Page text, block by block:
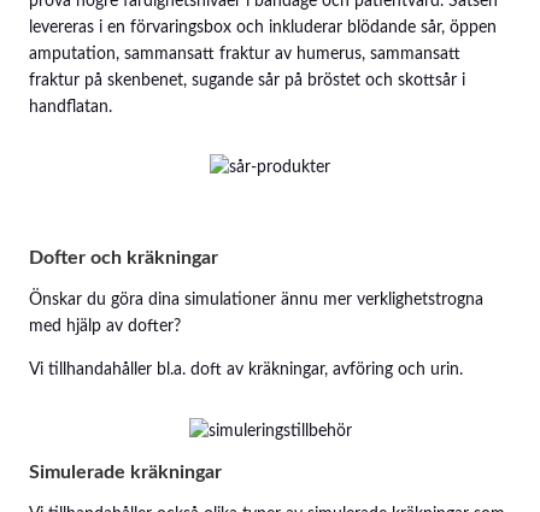
levereras i en förvaringsbox och inkluderar blödande sår, öppen
amputation, sammansatt fraktur av humerus, sammansatt
fraktur på skenbenet, sugande sår på bröstet och skottsår i
handflatan.
Dofter och kräkningar
Önskar du göra dina simulationer ännu mer verklighetstrogna
med hjälp av dofter?
Vi tillhandahåller bl.a. doft av kräkningar, avföring och urin.
Simulerade kräkningar